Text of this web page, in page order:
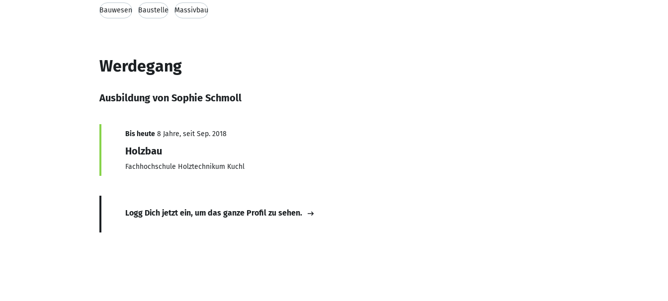
Bauwesen Baustelle Massivbau
Werdegang
Ausbildung von Sophie Schmoll
Bis heute 8 Jahre, seit Sep. 2018
Holzbau
Fachhochschule Holztechnikum Kuchl
Logg Dich jetzt ein, um das ganze Profil zu sehen.